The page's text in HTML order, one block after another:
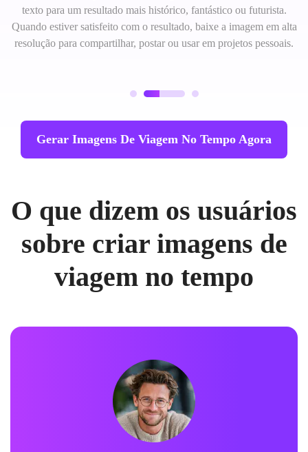
texto para um resultado mais histórico, fantástico ou futurista.
Quando estiver satisfeito com o resultado, baixe a imagem em alta
resolução para compartilhar, postar ou usar em projetos pessoais.
Gerar Imagens De Viagem No Tempo Agora
O que dizem os usuários
sobre criar imagens de
viagem no tempo